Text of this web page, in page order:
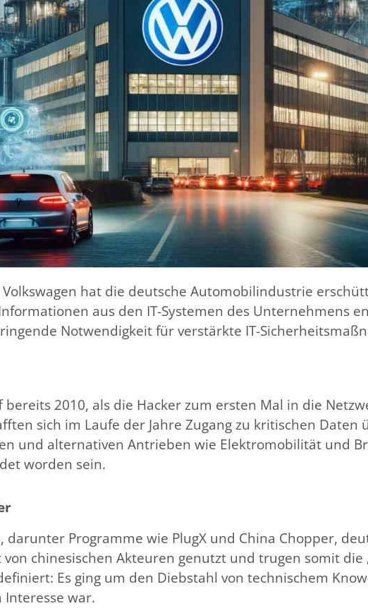
hat die deutsche Automobilindustrie
aus den IT-Systemen des Unternehmens
Notwendigkeit für verstärkte IT-
2010, als die Hacker zum ersten Mal in die
sich im Laufe der Jahre Zugang zu kritischen Daten
und alternativen Antrieben wie Elektromobilität und
worden sein.
darunter Programme wie PlugX und China Chopper,
chinesischen Akteuren genutzt und trugen somit die
Es ging um den Diebstahl von technischem
war.